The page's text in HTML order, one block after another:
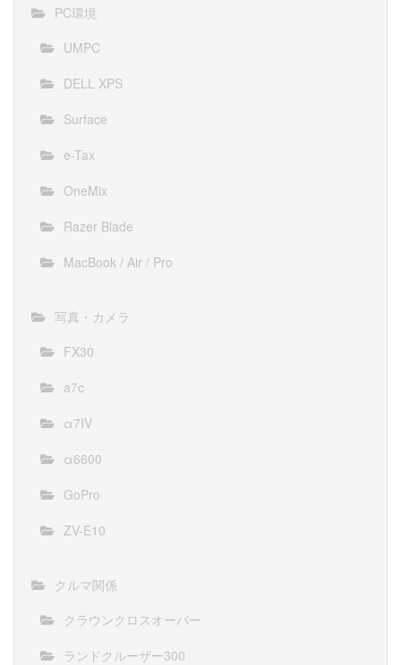
PC環境
UMPC
DELL XPS
Surface
e-Tax
OneMix
Razer Blade
MacBook / Air / Pro
写真・カメラ
FX30
a7c
α7IV
α6600
GoPro
ZV-E10
クルマ関係
クラウンクロスオーバー
ランドクルーザー300